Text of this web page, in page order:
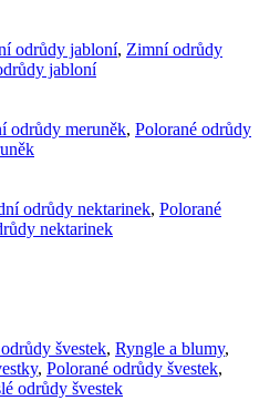
odrůdy jabloní, Zimní odrůdy
jabloní
odrůdy meruněk, Polorané odrůdy
odrůdy nektarinek, Polorané
nektarinek
švestek, Ryngle a blumy,
, Polorané odrůdy švestek,
odrůdy švestek